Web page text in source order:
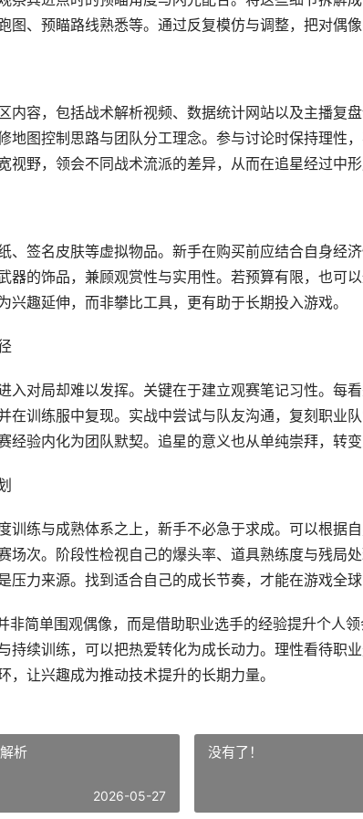
图、预瞄路线熟悉等。通过反复模仿与调整，把对偶像
内容，包括战术解析视频、数据统计网站以及主播复
地图控制思路与团队分工理念。参与讨论时保持理性
视野，领会不同战术流派的差异，从而在追星经过中形
、签名皮肤等虚拟物品。新手在购买前应结合自身经
器的饰品，兼顾观赏性与实用性。若预算有限，也可
兴趣延伸，而非攀比工具，更有助于长期投入游戏。
入对局却难以发挥。关键在于建立观赛笔记习性。每
在训练服中复现。实战中尝试与队友沟通，复刻职业队
经验内化为团队默契。追星的意义也从单纯崇拜，转变
训练与成熟体系之上，新手不必急于求成。可以根据
场次。阶段性检视自己的爆头率、道具熟练度与残局
压力来源。找到适合自己的成长节奏，才能在游戏全球
非简单围观偶像，而是借助职业选手的经验提升个人
持续训练，可以把热爱转化为成长动力。理性看待职
，让兴趣成为推动技术提升的长期力量。
析
2026-05-27
没有了！